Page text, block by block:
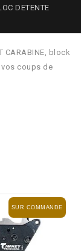
DETENTE
CARABINE, block
coups de
SUR COMMANDE